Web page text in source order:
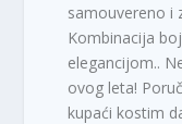
samouvereno i
Kombinacija
elegancijom..
ovog leta!
kupaći kostim